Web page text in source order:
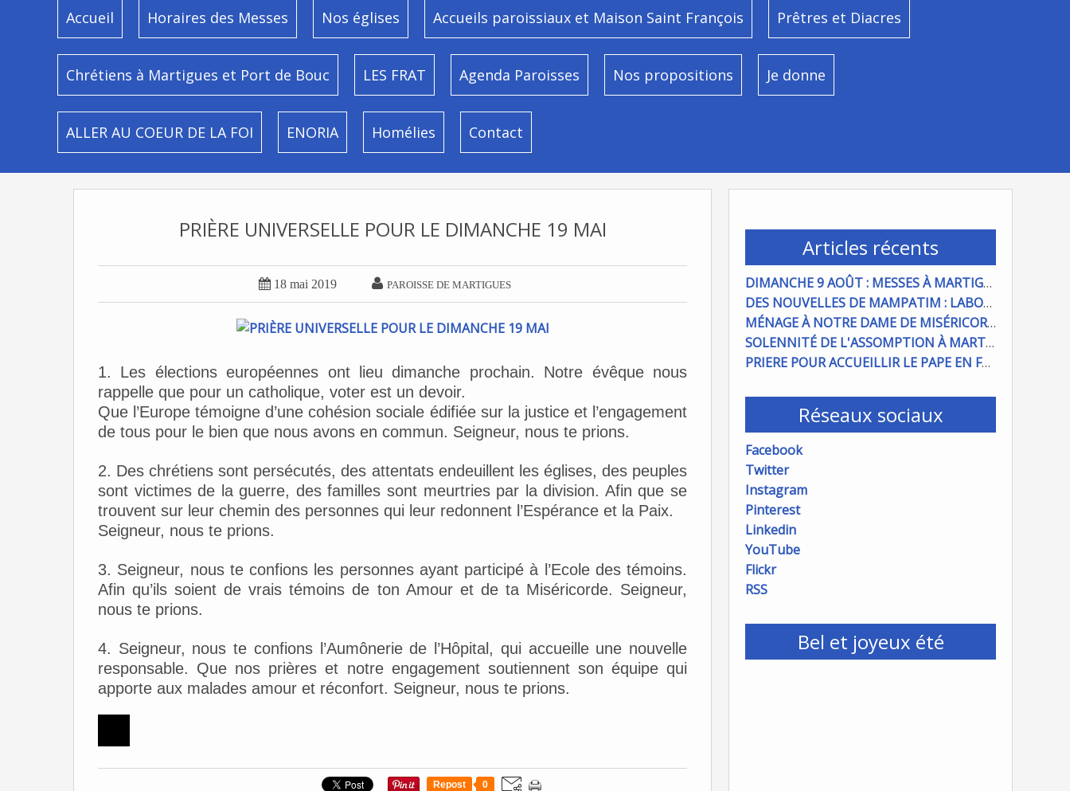
Accueil Horaires des Messes Nos églises Accueils paroissiaux et Maison Saint François Prêtres et Diacres
Chrétiens à Martigues et Port de Bouc LES FRAT Agenda Paroisses Nos propositions Je donne
ALLER AU COEUR DE LA FOI ENORIA Homélies Contact
Articles récents
DIMANCHE 9 AOÛT : MESSES À MARTIGUES ET PORT DE BOUC
DES NOUVELLES DE MAMPATIM : LABOUR DU CHAMP PAROISSIAL
MÉNAGE À NOTRE DAME DE MISÉRICORDE : ON COMPTE SUR VOUS !
SOLENNITÉ DE L'ASSOMPTION À MARTIGUES ET PORT DE BOUC
PRIERE POUR ACCUEILLIR LE PAPE EN FRANCE
Réseaux sociaux
Facebook
Twitter
Instagram
Pinterest
Linkedin
YouTube
Flickr
RSS
Bel et joyeux été
PRIÈRE UNIVERSELLE POUR LE DIMANCHE 19 MAI
 18 mai 2019  PAROISSE DE MARTIGUES
1. Les élections européennes ont lieu dimanche prochain. Notre évêque nous
rappelle que pour un catholique, voter est un devoir.
Que l’Europe témoigne d’une cohésion sociale édifiée sur la justice et l’engagement
de tous pour le bien que nous avons en commun. Seigneur, nous te prions.
2. Des chrétiens sont persécutés, des attentats endeuillent les églises, des peuples
sont victimes de la guerre, des familles sont meurtries par la division. Afin que se
trouvent sur leur chemin des personnes qui leur redonnent l’Espérance et la Paix.
Seigneur, nous te prions.
3. Seigneur, nous te confions les personnes ayant participé à l’Ecole des témoins.
Afin qu’ils soient de vrais témoins de ton Amour et de ta Miséricorde. Seigneur,
nous te prions.
4. Seigneur, nous te confions l’Aumônerie de l’Hôpital, qui accueille une nouvelle
responsable. Que nos prières et notre engagement soutiennent son équipe qui
apporte aux malades amour et réconfort. Seigneur, nous te prions.
Repost 0